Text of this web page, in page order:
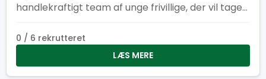
handlekraftigt team af unge frivillige, der vil tage
Spejertorvet og i administrationsbyen under
bange for at tage fat Du kan arbejde
0 / 6 rekrutteret
LÆS MERE